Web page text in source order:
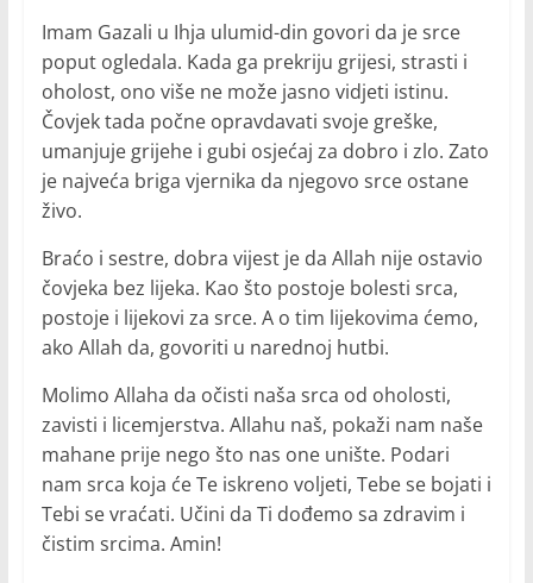
Imam Gazali u Ihja ulumid-din govori da je srce
poput ogledala. Kada ga prekriju grijesi, strasti i
oholost, ono više ne može jasno vidjeti istinu.
Čovjek tada počne opravdavati svoje greške,
umanjuje grijehe i gubi osjećaj za dobro i zlo. Zato
je najveća briga vjernika da njegovo srce ostane
živo.
Braćo i sestre, dobra vijest je da Allah nije ostavio
čovjeka bez lijeka. Kao što postoje bolesti srca,
postoje i lijekovi za srce. A o tim lijekovima ćemo,
ako Allah da, govoriti u narednoj hutbi.
Molimo Allaha da očisti naša srca od oholosti,
zavisti i licemjerstva. Allahu naš, pokaži nam naše
mahane prije nego što nas one unište. Podari
nam srca koja će Te iskreno voljeti, Tebe se bojati i
Tebi se vraćati. Učini da Ti dođemo sa zdravim i
čistim srcima. Amin!